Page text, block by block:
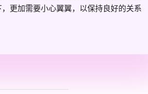
更加需要小心翼翼，以保持良好的关系